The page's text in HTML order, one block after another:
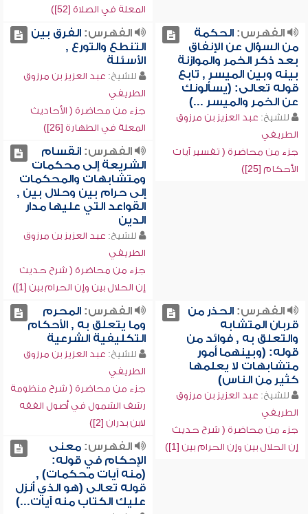
المعلة في الصلاة [52])
الفهرس:الحكمة
من السؤال عن الإنفاق
بعد ذكر الخمر والموازنة
بينه وبين الميسر , تابع
قوله تعالى: (يسألونك
عن الخمر والميسر ...)
للشيخ: عبد العزيز بن مرزوق
الطريفي
جزء من محاضرة ( تفسير آيات
الأحكام [25])
الفهرس:الفرق بين
التنطع والتورع ,
الأسئلة
للشيخ: عبد العزيز بن مرزوق
الطريفي
جزء من محاضرة ( الأحاديث
المعلة في الطهارة [26])
الفهرس:انقسام
الشريعة إلى محكمات
ومتشابهات والمحكمات
إلى حرام بين وحلال بين ,
القواعد التي عليها مدار
الدين
للشيخ: عبد العزيز بن مرزوق
الطريفي
جزء من محاضرة ( شرح حديث
إن الحلال بين وإن الحرام بين [1])
الفهرس:الحذر من
قربان المتشابه
والتعلق به , فوائد من
قوله: (وبينهما أمور
متشابهات لا يعلمها
كثير من الناس)
للشيخ: عبد العزيز بن مرزوق
الطريفي
جزء من محاضرة ( شرح حديث
إن الحلال بين وإن الحرام بين [1])
الفهرس:المحرم
وما يتعلق به , الأحكام
التكليفية الشرعية
للشيخ: عبد العزيز بن مرزوق
الطريفي
جزء من محاضرة ( شرح منظومة
رشف الشمول في أصول الفقه
لابن بدران [2])
الفهرس:معنى
الإحكام في قوله:
(منه آيات محكمات) ,
قوله تعالى (هو الذي أنزل
عليك الكتاب منه آيات...)